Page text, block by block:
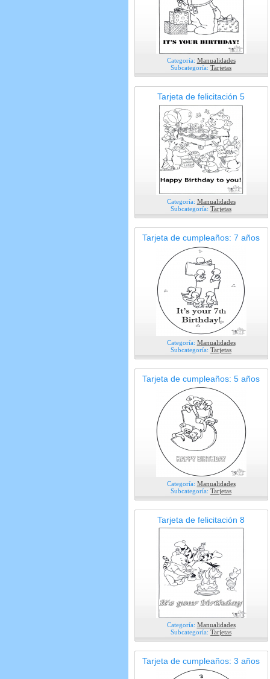
Categoría: Manualidades
Subcategoría: Tarjetas
Tarjeta de felicitación 5
Categoría: Manualidades
Subcategoría: Tarjetas
Tarjeta de cumpleaños: 7 años
Categoría: Manualidades
Subcategoría: Tarjetas
Tarjeta de cumpleaños: 5 años
Categoría: Manualidades
Subcategoría: Tarjetas
Tarjeta de felicitación 8
Categoría: Manualidades
Subcategoría: Tarjetas
Tarjeta de cumpleaños: 3 años